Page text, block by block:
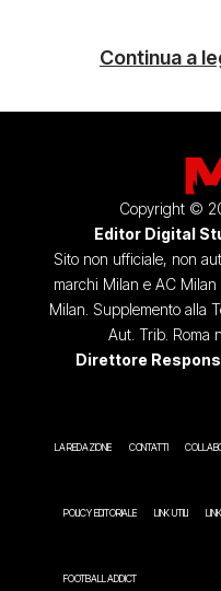
Continua a
Copyright ©
Editor Digital
Sito non ufficiale, non
marchi Milan e AC
Milan. Supplemento alla
Aut. Trib. Roma
Direttore
LA REDAZIONE CONTATTI
POLICY EDITORIALE LINK UTILI
FOOTBALL ADDICT